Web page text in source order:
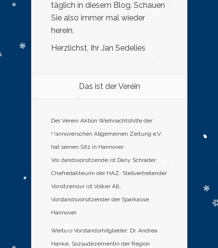
täglich in diesem Blog. Schauen
Sie also immer mal wieder
herein.
Herzlichst, Ihr Jan Sedelies
Das ist der Verein
Der Verein Aktion Weihnachtshilfe der
Hannoverschen Allgemeinen Zeitung e.V.
hat seinen Sitz in Hannover.
Vorstandsvorsitzende ist Dany Schrader,
Chefredakteurin der HAZ. Stellvertretender
Vorsitzender ist Volker Alt,
Vorstandsvorsitzender der Sparkasse
Hannover.
Weitere Vorstandsmitglieder: Dr. Andrea
Hanke, Sozialdezernentin der Region